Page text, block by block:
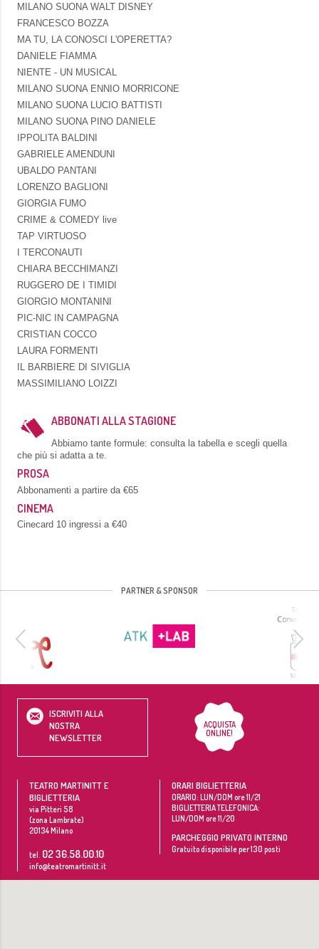
MILANO SUONA WALT DISNEY
FRANCESCO BOZZA
MA TU, LA CONOSCI L'OPERETTA?
DANIELE FIAMMA
NIENTE - UN MUSICAL
MILANO SUONA ENNIO MORRICONE
MILANO SUONA LUCIO BATTISTI
MILANO SUONA PINO DANIELE
IPPOLITA BALDINI
GABRIELE AMENDUNI
UBALDO PANTANI
LORENZO BAGLIONI
GIORGIA FUMO
CRIME & COMEDY live
TAP VIRTUOSO
I TERCONAUTI
CHIARA BECCHIMANZI
RUGGERO DE I TIMIDI
GIORGIO MONTANINI
PIC-NIC IN CAMPAGNA
CRISTIAN COCCO
LAURA FORMENTI
IL BARBIERE DI SIVIGLIA
MASSIMILIANO LOIZZI
ABBONATI ALLA STAGIONE
Abbiamo tante formule: consulta la tabella e scegli quella
che più si adatta a te.
PROSA
Abbonamenti a partire da €65
CINEMA
Cinecard 10 ingressi a €40
PARTNER & SPONSOR
ISCRIVITI ALLA
NOSTRA
NEWSLETTER
ACQUISTA
ONLINE!
TEATRO MARTINITT E
BIGLIETTERIA
via Pitteri 58
(zona Lambrate)
20134Milano
tel. 02 36.58.00.10
info@teatromartinitt.it
ORARI BIGLIETTERIA
ORARIO: LUN/DOM ore 11/21
BIGLIETTERIA TELEFONICA:
LUN/DOM ore 11/20
PARCHEGGIO PRIVATO INTERNO
Gratuito disponibile per 130 posti